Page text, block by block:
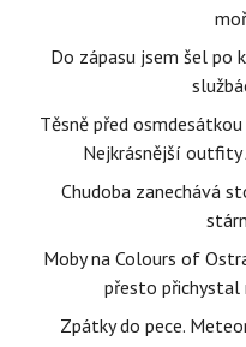
Do zápasu jsem šel po
Těsně před
Nejkrásnější outfity
Chudoba zanechává
Moby na Colours of
přesto
Zpátky do pece.